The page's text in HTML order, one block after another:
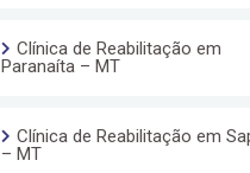
Clínica de Reabilitação em
Paranaíta – MT
Clínica de Reabilitação em
– MT